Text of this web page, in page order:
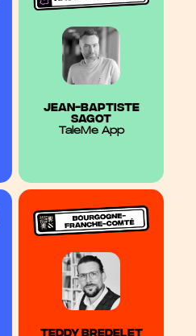
jean-baptiste
sagot
TaleMe App
teddy bredelet